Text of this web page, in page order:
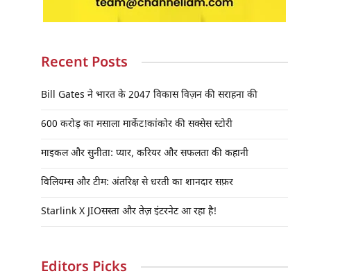
Recent Posts
Bill Gates ने भारत के 2047 विकास विज़न की सराहना की
600 करोड़ का मसाला मार्केट!कांकोर की सक्सेस स्टोरी
माइकल और सुनीता: प्यार, करियर और सफलता की कहानी
विलियम्स और टीम: अंतरिक्ष से धरती का शानदार सफ़र
Starlink X JIOसस्ता और तेज़ इंटरनेट आ रहा है!
Editors Picks